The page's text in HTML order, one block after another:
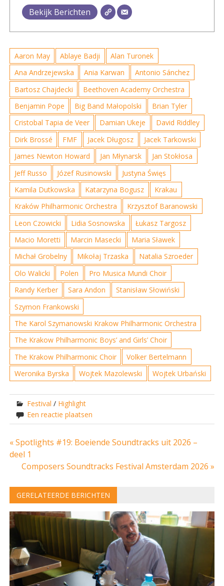
Bekijk Berichten
Aaron May Ablaye Badji
Alan Turonek
Ana Andrzejewska
Ania Karwan
Antonio Sánchez
Bartosz Chajdecki
Beethoven Academy Orchestra
Benjamin Pope
Big Band Małopolski
Brian Tyler
Cristobal Tapia de Veer
Damian Ukeje
David Riddley
Dirk Brossé
FMF Jacek Długosz
Jacek Tarkowski
James Newton Howard
Jan Młynarsk
Jan Stokłosa
Jeff Russo
Józef Rusinowski
Justyna Święs
Kamila Dutkowska
Katarzyna Bogusz
Krakau
Kraków Philharmonic Orchestra
Krzysztof Baranowski
Leon Czowicki
Lidia Sosnowska
Łukasz Targosz
Macio Moretti
Marcin Masecki
Maria Sławek
Michał Grobelny
Mikołaj Trzaska
Natalia Szroeder
Olo Walicki
Polen
Pro Musica Mundi Choir
Randy Kerber
Sara Andon
Stanisław Słowiński
Szymon Frankowski
The Karol Szymanowski Krakow Philharmonic Orchestra
The Krakow Philharmonic Boys’ and Girls’ Choir
The Krakow Philharmonic Choir
Volker Bertelmann
Weronika Byrska
Wojtek Mazolewski Wojtek Urbański
Festival / Highlight
Een reactie plaatsen
Bericht
navigatie
« Spotlights #19: Boeiende Soundtracks uit 2026 –
deel 1
Composers Soundtracks Festival Amsterdam 2026 »
GERELATEERDE BERICHTEN